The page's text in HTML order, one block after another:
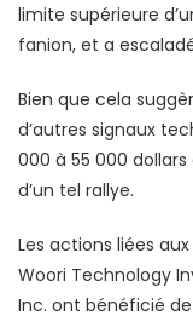
limite supérieure
fanion, et a
Bien que cela
d’autres signaux
000 à 55 000
d’un tel rallye.
Les actions liées
Woori Technology
Inc. ont bénéficié